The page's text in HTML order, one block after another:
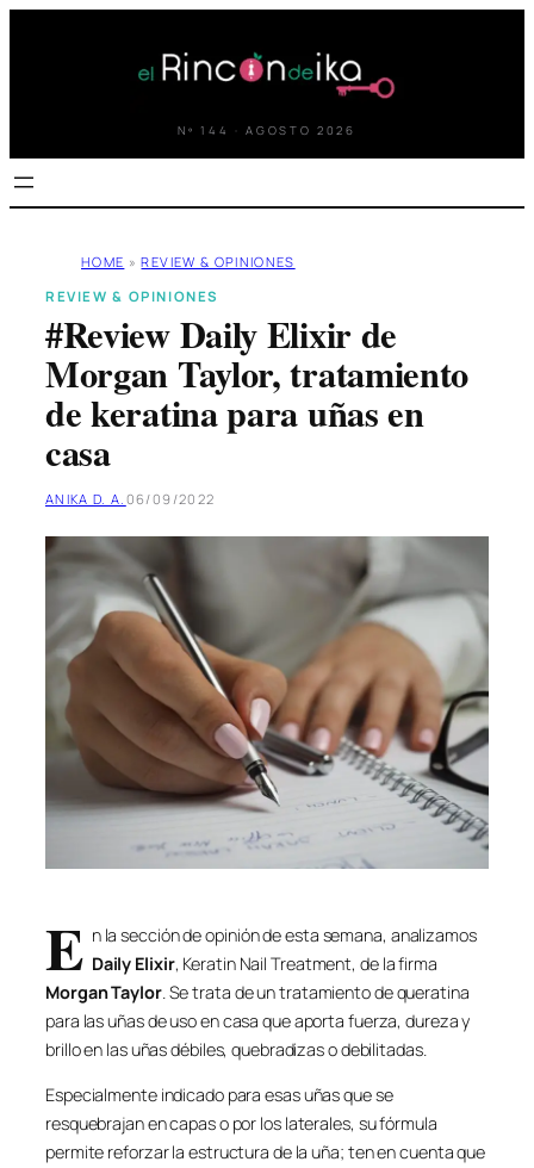
Nº 144 · AGOSTO 2026
HOME » REVIEW & OPINIONES
REVIEW & OPINIONES
#Review Daily Elixir de
Morgan Taylor, tratamiento
de keratina para uñas en
casa
ANIKA D. A. 06/09/2022
E n la sección de opinión de esta semana, analizamos
Daily Elixir, Keratin Nail Treatment, de la firma
Morgan Taylor. Se trata de un tratamiento de queratina
para las uñas de uso en casa que aporta fuerza, dureza y
brillo en las uñas débiles, quebradizas o debilitadas.
Especialmente indicado para esas uñas que se
resquebrajan en capas o por los laterales, su fórmula
permite reforzar la estructura de la uña; ten en cuenta que